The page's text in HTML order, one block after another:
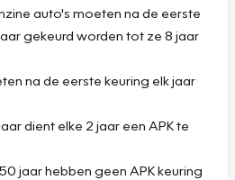
auto's moeten na de eerste
gekeurd worden tot ze 8 jaar
na de eerste keuring elk jaar
dient elke 2 jaar een APK te
jaar hebben geen APK keuring